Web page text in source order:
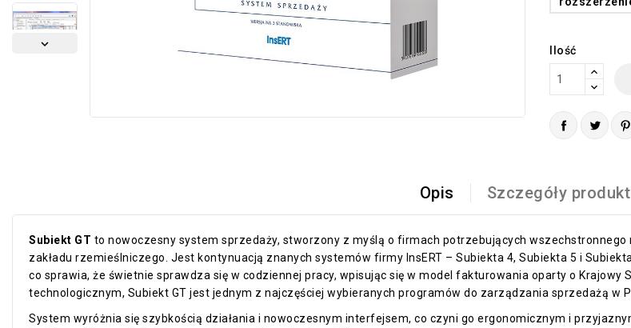
 Ilość
Opis Szczegóły
Subiekt GT to nowoczesny system sprzedaży, stworzony z myślą o firmach potrzebujących wszechstronnego
zakładu rzemieślniczego. Jest kontynuacją znanych systemów firmy InsERT – Subiekta 4, Subiekta 5 i
co sprawia, że świetnie sprawdza się w codziennej pracy, wpisując się w model fakturowania oparty o Krajowy
technologicznym, Subiekt GT jest jednym z najczęściej wybieranych programów do zarządzania sprzedażą w
System wyróżnia się szybkością działania i nowoczesnym interfejsem, co czyni go ergonomicznym i